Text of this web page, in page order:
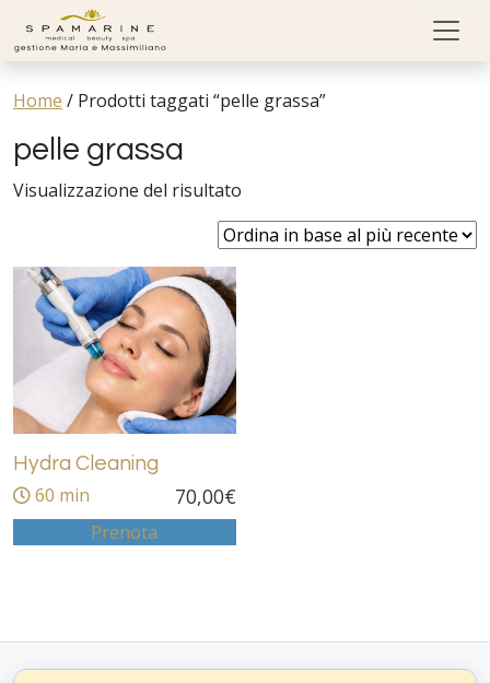
Skip to content
Home / Prodotti taggati “pelle grassa”
pelle grassa
Visualizzazione del risultato
Hydra Cleaning
60 min 70,00€
Prenota